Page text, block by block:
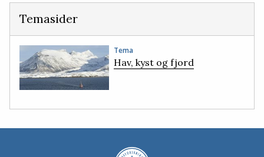
Temasider
Tema
Hav, kyst og fjord